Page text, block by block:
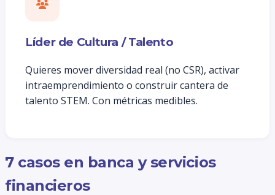
Líder de Cultura / Talento
Quieres mover diversidad real (no CSR), activar
intraemprendimiento o construir cantera de
talento STEM. Con métricas medibles.
7 casos en banca y servicios
financieros